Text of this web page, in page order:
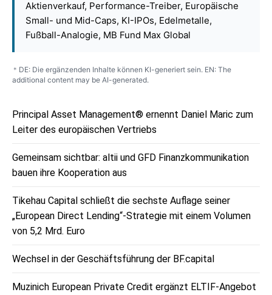
Aktienverkauf, Performance-Treiber, Europäische
Small- und Mid-Caps, KI-IPOs, Edelmetalle,
Fußball-Analogie, MB Fund Max Global
* DE: Die ergänzenden Inhalte können KI-generiert sein. EN: The
additional content may be AI-generated.
Principal Asset Management® ernennt Daniel Maric zum
Leiter des europäischen Vertriebs
Gemeinsam sichtbar: altii und GFD Finanzkommunikation
bauen ihre Kooperation aus
Tikehau Capital schließt die sechste Auflage seiner
„European Direct Lending“-Strategie mit einem Volumen
von 5,2 Mrd. Euro
Wechsel in der Geschäftsführung der BF.capital
Muzinich European Private Credit ergänzt ELTIF-Angebot